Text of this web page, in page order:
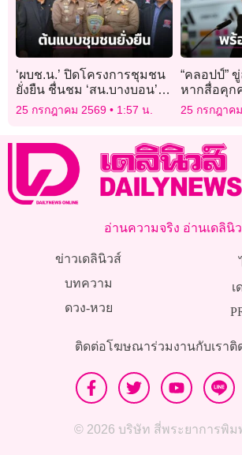
‘ผบช.น.’ ปิดโครงการชุมชน
ยั่งยืน ชื่นชม ‘สน.บางบอน’
ต้นแบบชุมชนปลอดยาเสพติด
25 กรกฎาคม 2569 1:57 น.
“คลอปป์”
หากสื่อคุก
25 กรกฎาค
อ่านความจริง อ่านเดลินิ
ข่าวเดลินิวส์
บทความ
ดวง-หวย
เ
ติดต่อโฆษณาร่วมงานกับเราติ
© 2026 บริษัท สี่พระยาการพิม